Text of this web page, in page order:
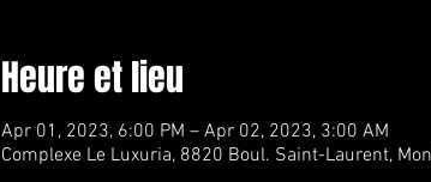
Heure et lieu
Apr 01, 2023, 6:00 PM – Apr 02, 2023, 3:00 AM
Complexe Le Luxuria, 8820 Boul. Saint-Laurent,